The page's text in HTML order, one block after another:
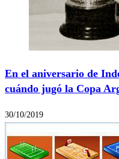
En el aniversario de
cuándo jugó la Copa
30/10/2019